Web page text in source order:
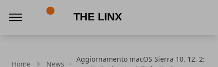
Home News
Aggiornamento macOS Sierra 10. 12. 2: